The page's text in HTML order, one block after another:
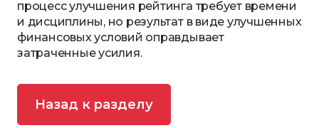
процесс улучшения рейтинга требует времени
и дисциплины, но результат в виде улучшенных
финансовых условий оправдывает
затраченные усилия.
Назад к разделу